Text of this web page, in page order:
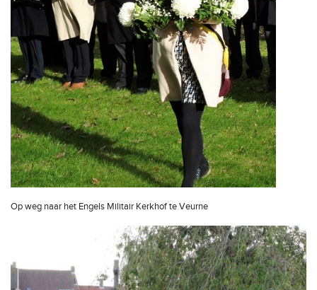
Op weg naar het Engels Militair Kerkhof te Veurne